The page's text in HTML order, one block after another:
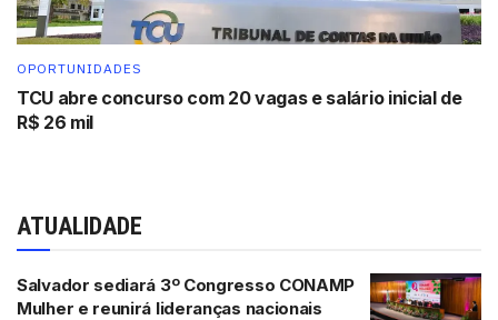
OPORTUNIDADES
TCU abre concurso com 20 vagas e salário inicial de
R$ 26 mil
ATUALIDADE
Salvador sediará 3º Congresso CONAMP
Mulher e reunirá lideranças nacionais